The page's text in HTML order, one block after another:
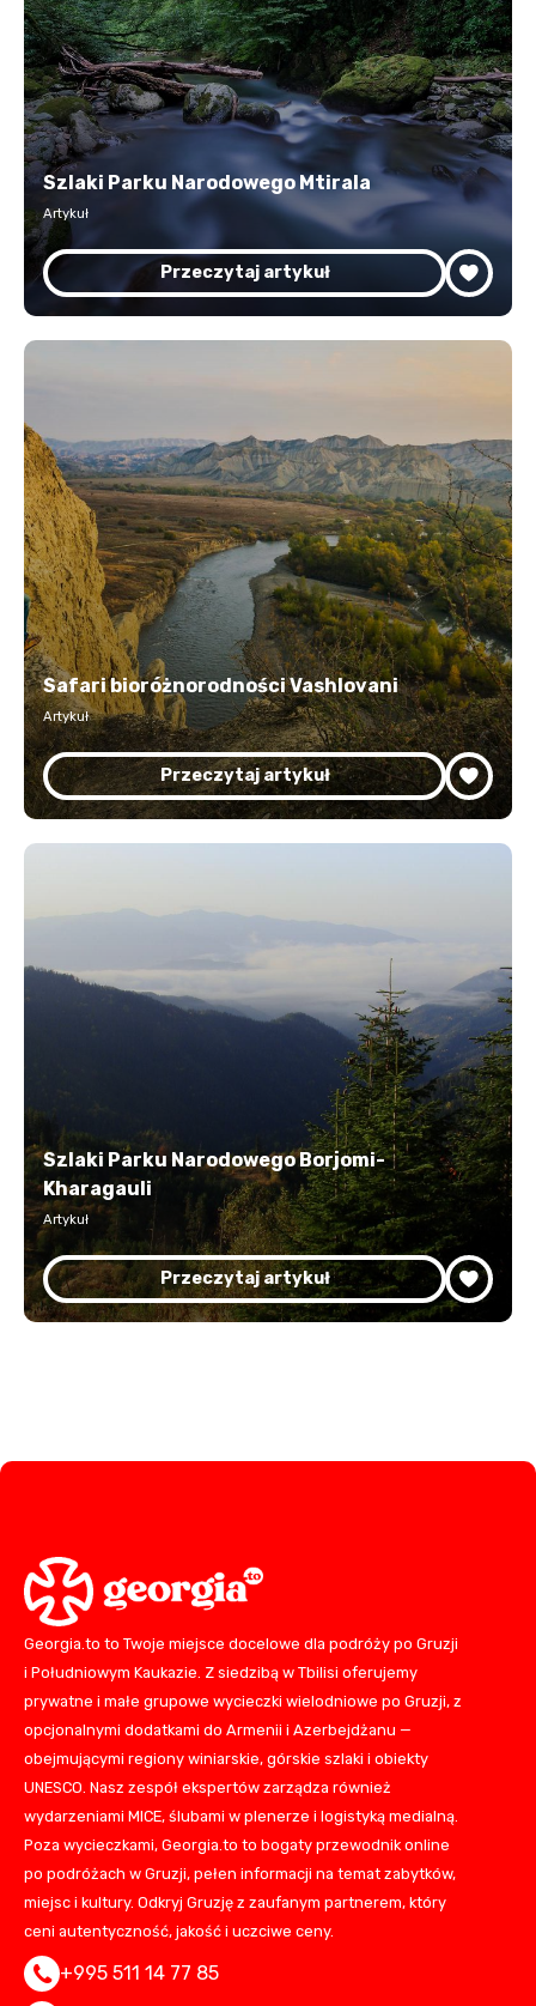
Szlaki Parku Narodowego Mtirala
Artykuł
Przeczytaj artykuł
Safari bioróżnorodności Vashlovani
Artykuł
Przeczytaj artykuł
Szlaki Parku Narodowego Borjomi-
Kharagauli
Artykuł
Przeczytaj artykuł
Georgia.to to Twoje miejsce docelowe dla podróży po Gruzji
i Południowym Kaukazie. Z siedzibą w Tbilisi oferujemy
prywatne i małe grupowe wycieczki wielodniowe po Gruzji, z
opcjonalnymi dodatkami do Armenii i Azerbejdżanu —
obejmującymi regiony winiarskie, górskie szlaki i obiekty
UNESCO. Nasz zespół ekspertów zarządza również
wydarzeniami MICE, ślubami w plenerze i logistyką medialną.
Poza wycieczkami, Georgia.to to bogaty przewodnik online
po podróżach w Gruzji, pełen informacji na temat zabytków,
miejsc i kultury. Odkryj Gruzję z zaufanym partnerem, który
ceni autentyczność, jakość i uczciwe ceny.
+995 511 14 77 85